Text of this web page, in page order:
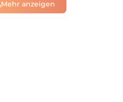
Mehr anzeigen